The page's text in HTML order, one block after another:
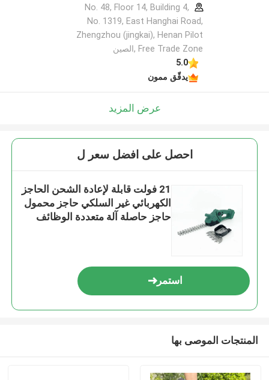
No. 48, Floor 14, Building 4,
No. 1319, East Hanghai Road,
Zhengzhou (jingkai), Henan Pilot
Free Trade Zone ,الصين
5.0
يدقّق ممون
عرض المزيد
احصل على افضل سعر ل
21 فولت قابلة لإعادة الشحن الحاجز
الكهربائي غير السلكي حاجز محمول
حاجز حاصلة آلة متعددة الوظائف
استمر
المنتجات الموصى بها